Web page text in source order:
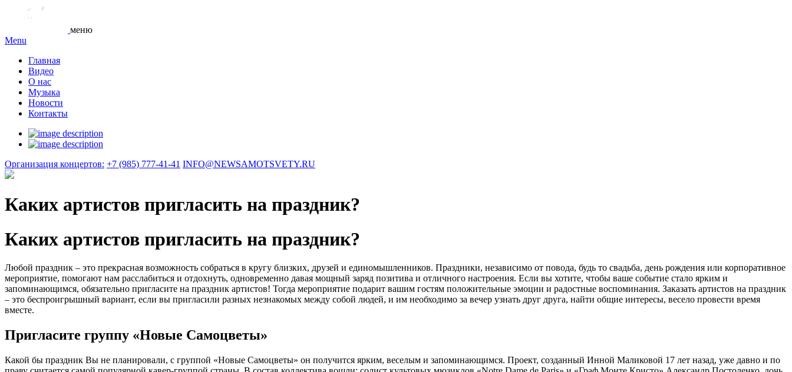
меню
Menu
Главная
Видео
О нас
Музыка
Новости
Контакты
Организация концертов: +7 (985) 777-41-41 INFO@NEWSAMOTSVETY.RU
Каких артистов пригласить на праздник?
Каких артистов пригласить на праздник?
Любой праздник – это прекрасная возможность собраться в кругу близких, друзей и единомышленников. Праздники, независимо от повода, будь то свадьба, день рождения или корпоративное
мероприятие, помогают нам расслабиться и отдохнуть, одновременно давая мощный заряд позитива и отличного настроения. Если вы хотите, чтобы ваше событие стало ярким и
запоминающимся, обязательно пригласите на праздник артистов! Тогда мероприятие подарит вашим гостям положительные эмоции и радостные воспоминания. Заказать артистов на праздник
– это беспроигрышный вариант, если вы пригласили разных незнакомых между собой людей, и им необходимо за вечер узнать друг друга, найти общие интересы, весело провести время
вместе.
Пригласите группу «Новые Самоцветы»
Какой бы праздник Вы не планировали, с группой «Новые Самоцветы» он получится ярким, веселым и запоминающимся. Проект, созданный Инной Маликовой 17 лет назад, уже давно и по